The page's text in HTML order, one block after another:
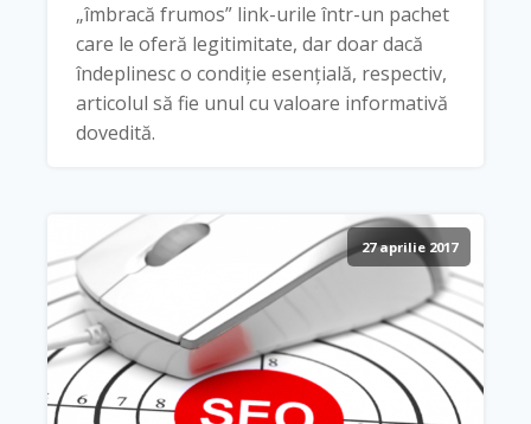
„îmbracă frumos” link-urile într-un pachet
care le oferă legitimitate, dar doar dacă
îndeplinesc o condiție esențială, respectiv,
articolul să fie unul cu valoare informativă
dovedită.
27 aprilie 2017